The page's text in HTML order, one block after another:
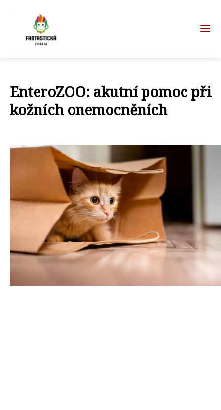
EnteroZOO: akutní pomoc při
kožních onemocněních